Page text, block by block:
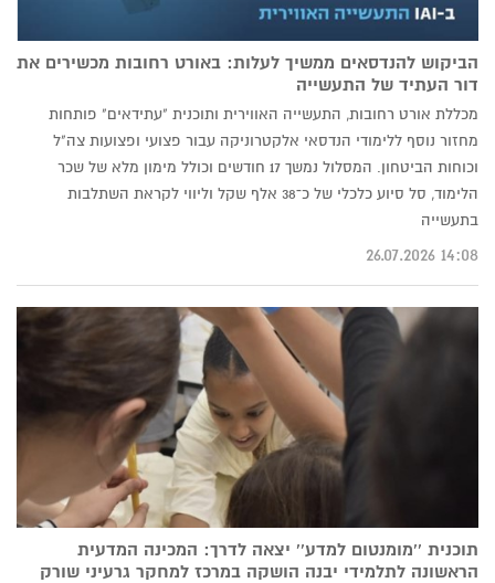
הביקוש להנדסאים ממשיך לעלות: באורט רחובות מכשירים את
דור העתיד של התעשייה
מכללת אורט רחובות, התעשייה האווירית ותוכנית "עתידאים" פותחות
מחזור נוסף ללימודי הנדסאי אלקטרוניקה עבור פצועי ופצועות צה"ל
וכוחות הביטחון. המסלול נמשך 17 חודשים וכולל מימון מלא של שכר
הלימוד, סל סיוע כלכלי של כ־38 אלף שקל וליווי לקראת השתלבות
בתעשייה
14:08 26.07.2026
תוכנית ''מומנטום למדע'' יצאה לדרך: המכינה המדעית
הראשונה לתלמידי יבנה הושקה במרכז למחקר גרעיני שורק